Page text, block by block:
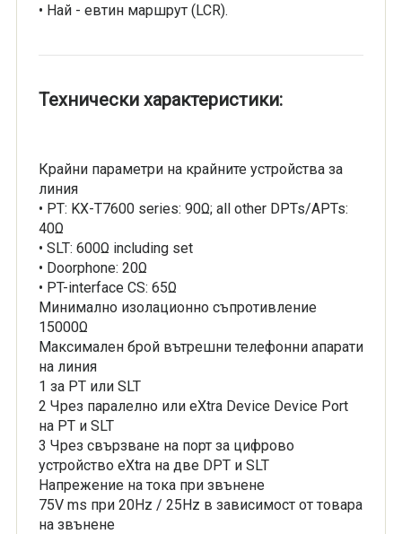
• Най - евтин маршрут (LCR).
Технически характеристики:
Крайни параметри на крайните устройства за
линия
• PT: KX-T7600 series: 90Ω; all other DPTs/APTs:
40Ω
• SLT: 600Ω including set
• Doorphone: 20Ω
• PT-interface CS: 65Ω
Минимално изолационно съпротивление
15000Ω
Максимален брой вътрешни телефонни апарати
на линия
1 за PT или SLT
2 Чрез паралелно или eXtra Device Device Port
на PT и SLT
3 Чрез свързване на порт за цифрово
устройство eXtra на две DPT и SLT
Напрежение на тока при звънене
75V ms при 20Hz / 25Hz в зависимост от товара
на звънене